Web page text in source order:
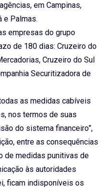
em Campinas,
e Palmas.
empresas do grupo
de 180 dias: Cruzeiro do
Cruzeiro do Sul
Securitizadora de
as medidas cabíveis
nos termos de suas
do sistema financeiro”,
entre as consequências
de medidas punitivas de
às autoridades
ficam indisponíveis os